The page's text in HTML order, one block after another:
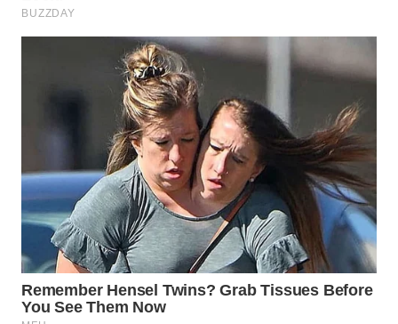
WN
SUMEDANG
CIANJUR
SERIBU
WN
TANGERANG
WN
BINJAI